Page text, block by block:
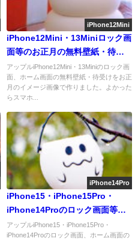
iPhone12Mini
iPhone12Mini・13Miniロック画
面等のお正月の無料壁紙・待受
けを配信中
アップルiPhone12Mini・13Miniのロック画
面、ホーム画面の無料壁紙・待受けをお正
月のイメージ画像で作りました。よかった
らスマホ...
iPhone14Pro
iPhone15・iPhone15Pro・
iPhone14Proのロック画面等の
ハロウィンの壁紙を配信中
アップルiPhone15・iPhone15Pro・
iPhone14Proのロック画面、ホーム画面の